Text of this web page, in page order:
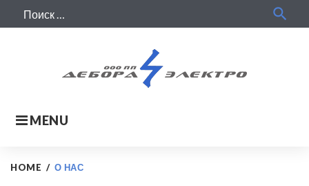
search
MENU
HOME / О НАС